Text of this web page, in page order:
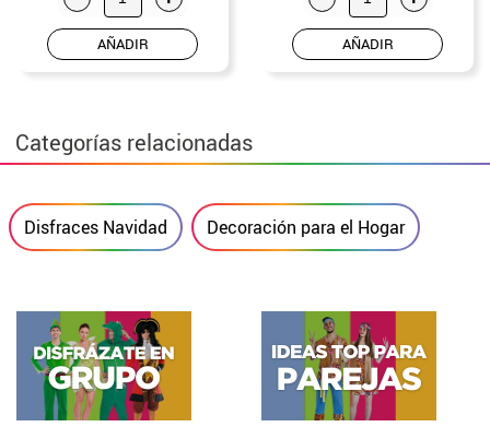
AÑADIR AÑADIR
Categorías relacionadas
Disfraces Navidad Decoración para el Hogar